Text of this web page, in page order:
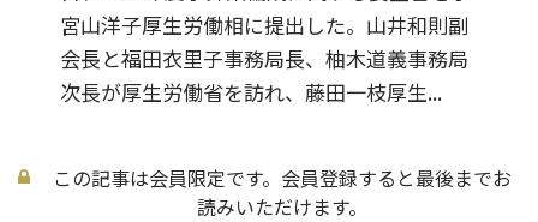
宮山洋子厚生労働相に提出した。山井和則副
会長と福田衣里子事務局長、柚木道義事務局
次長が厚生労働省を訪れ、藤田一枝厚生...
この記事は会員限定です。会員登録すると最後までお
読みいただけます。